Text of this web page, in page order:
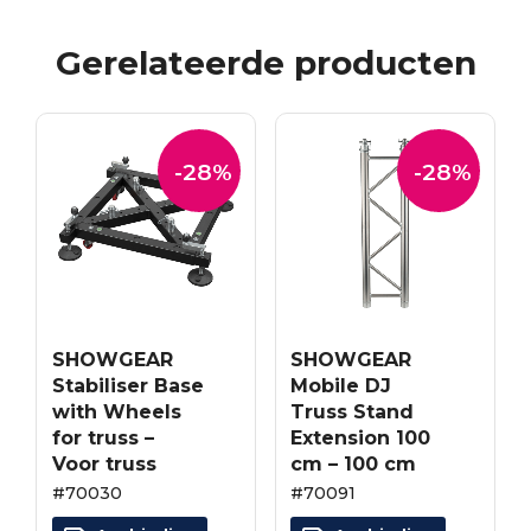
Gerelateerde producten
-28%
SHOWGEAR
Stabiliser Base
with Wheels
for truss –
Voor truss
#70030
-28%
SHOWGEAR
Mobile DJ
Truss Stand
Extension 100
cm – 100 cm
#70091